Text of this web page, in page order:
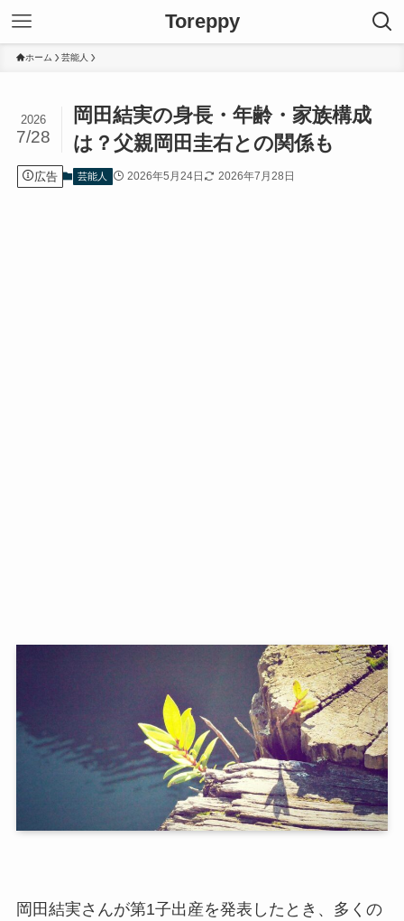
Toreppy
ホーム 芸能人
岡田結実の身長・年齢・家族構成
は？父親岡田圭右との関係も
2026
7/28
広告 芸能人 2026年5月24日 2026年7月28日
岡田結実さんが第1子出産を発表したとき、多くの